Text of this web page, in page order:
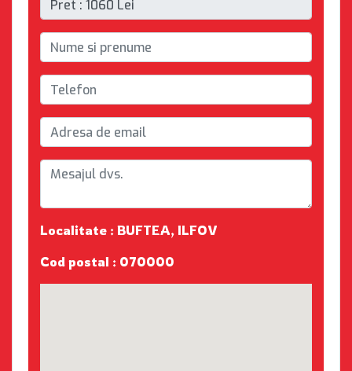
Localitate : BUFTEA, ILFOV
Cod postal : 070000